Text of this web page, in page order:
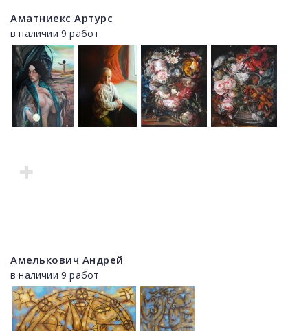
Аматниекс Артурс
в наличии 9 работ
Амелькович Андрей
в наличии 9 работ